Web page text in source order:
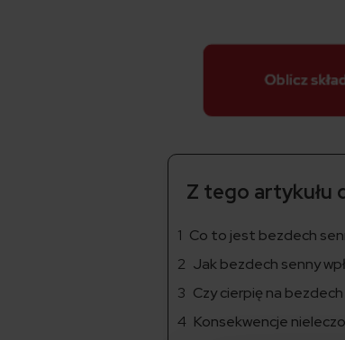
Z tego artykułu
Co to jest bezdech
Jak bezdech senny
Czy cierpię na
Konsekwencje